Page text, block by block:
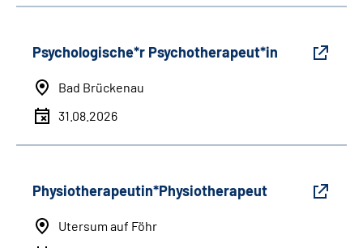
Psychologische*r Psychotherapeut*in
Bad Brückenau
31.08.2026
Physiotherapeutin*Physiotherapeut
Utersum auf Föhr